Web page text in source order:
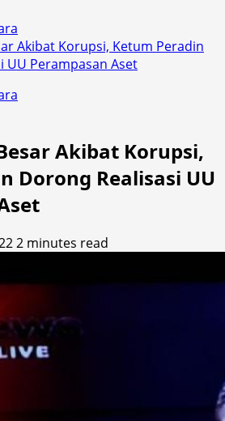
Akibat Korupsi, Ketum Peradin
UU Perampasan Aset
Akibat Korupsi,
Dorong Realisasi UU
2 minutes read